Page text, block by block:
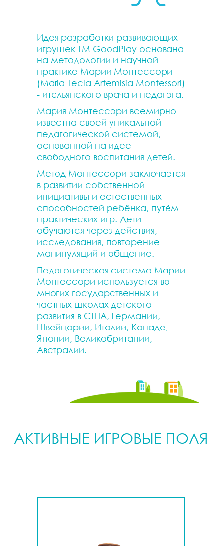
Идея разработки развивающих
игрушек ТМ GoodPlay основана
на методологии и научной
практике Марии Монтессори
(Maria Tecla Artemisia Montessori)
- итальянского врача и педагога.
Мария Монтессори всемирно
известна своей уникальной
педагогической системой,
основанной на идее
свободного воспитания детей.
Педагогическая система Марии
Монтессори используется во
многих государственных и
частных школах детского
развития в США, Германии,
Швейцарии, Италии, Канаде,
Японии, Великобритании,
Австралии.
Метод Монтессори заключается
в развитии собственной
инициативы и естественных
способностей ребёнка, путём
практических игр. Дети
обучаются через действия,
исследования, повторение
манипуляций и общение.
АКТИВНЫЕ ИГРОВЫЕ ПОЛЯ